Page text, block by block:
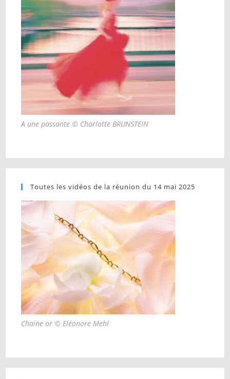
A une passante © Charlotte BRUNSTEIN
Toutes les vidéos de la réunion du 14 mai 2025
Chaine or © Eléonore Mehl